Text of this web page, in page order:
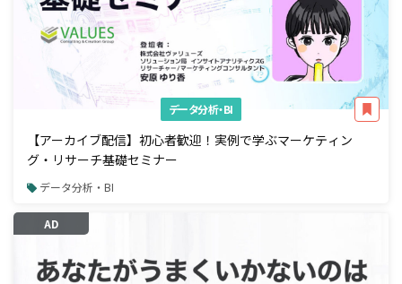
データ分析・BI
【アーカイブ配信】初心者歓迎！実例で学ぶマーケティン
グ・リサーチ基礎セミナー
データ分析・BI
AD